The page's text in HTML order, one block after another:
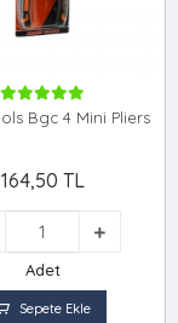
Bgc 4 Mini Pliers
164,50 TL
Adet
Sepete Ekle